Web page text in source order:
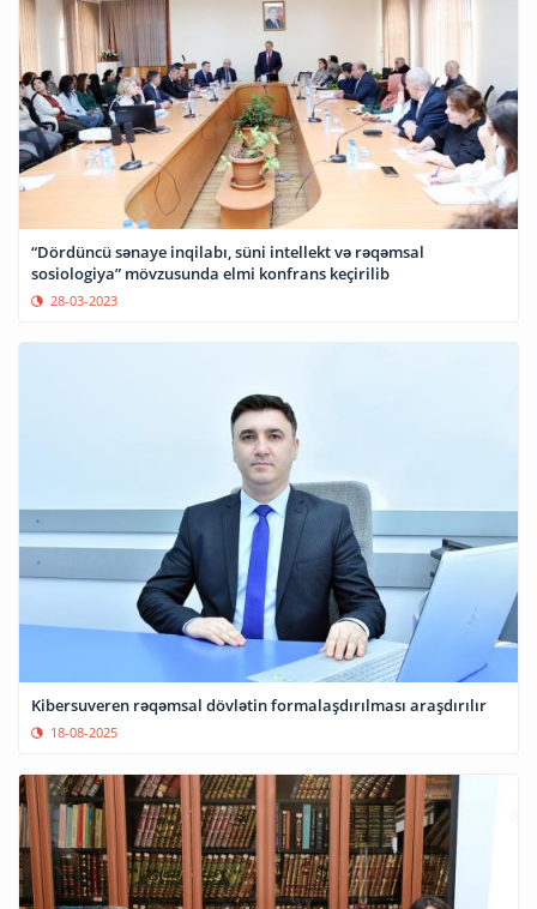
“Dördüncü sənaye inqilabı, süni intellekt və rəqəmsal
sosiologiya” mövzusunda elmi konfrans keçirilib
28-03-2023
Kibersuveren rəqəmsal dövlətin formalaşdırılması araşdırılır
18-08-2025